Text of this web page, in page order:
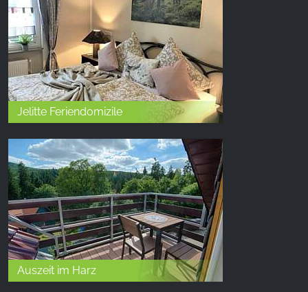
Jelitte Feriendomizile
Auszeit im Harz